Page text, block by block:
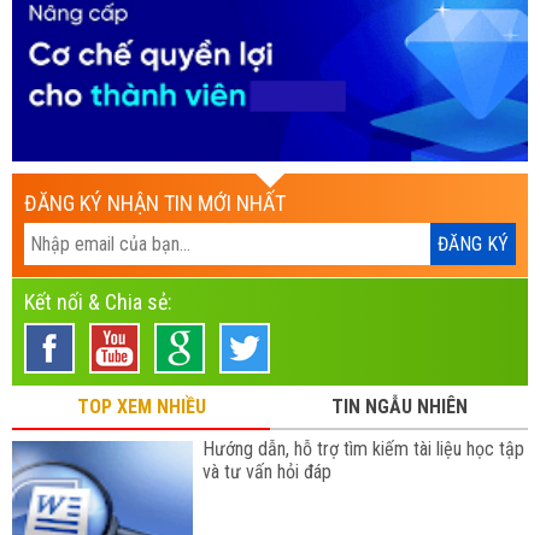
ĐĂNG KÝ NHẬN TIN MỚI NHẤT
Kết nối & Chia sẻ:
TOP XEM NHIỀU
TIN NGẪU NHIÊN
Hướng dẫn, hỗ trợ tìm kiếm tài liệu học tập
và tư vấn hỏi đáp